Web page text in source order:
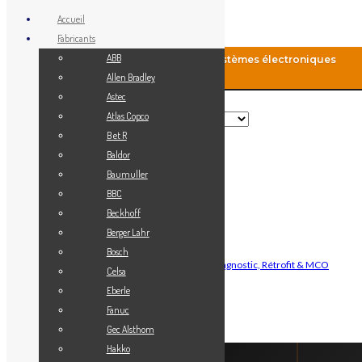
MCO-Automation: Fourniture de systèmes électroniques
industriels
Rechercher
Vendez votre matériel
Maintenance Automatisme Industriel — Diagnostic, Rétrofit & MCO
Accueil
Fabricants
ABB
Allen Bradley
Astec
Atlas Copco
B et R
Baldor
Baumuller
BBC
Beckhoff
Berger Lahr
Bosch
Celsa
Eberle
Fanuc
Gec Alsthom
Hakko